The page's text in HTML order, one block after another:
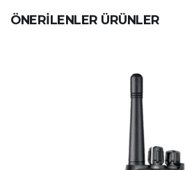
ÖNERİLENLER ÜRÜNLER